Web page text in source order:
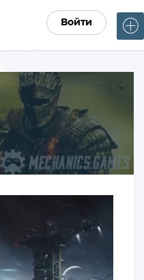
Войти